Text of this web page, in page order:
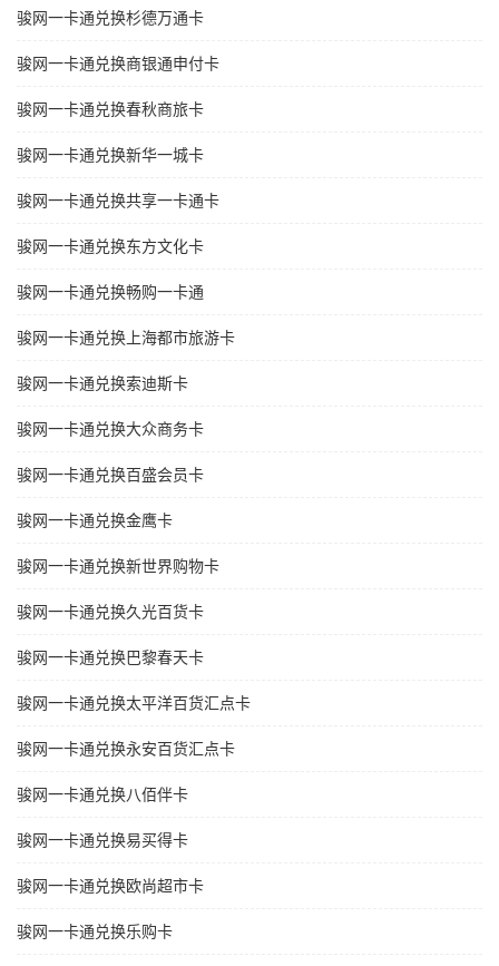
骏网一卡通兑换杉德万通卡
骏网一卡通兑换商银通申付卡
骏网一卡通兑换春秋商旅卡
骏网一卡通兑换新华一城卡
骏网一卡通兑换共享一卡通卡
骏网一卡通兑换东方文化卡
骏网一卡通兑换畅购一卡通
骏网一卡通兑换上海都市旅游卡
骏网一卡通兑换索迪斯卡
骏网一卡通兑换大众商务卡
骏网一卡通兑换百盛会员卡
骏网一卡通兑换金鹰卡
骏网一卡通兑换新世界购物卡
骏网一卡通兑换久光百货卡
骏网一卡通兑换巴黎春天卡
骏网一卡通兑换太平洋百货汇点卡
骏网一卡通兑换永安百货汇点卡
骏网一卡通兑换八佰伴卡
骏网一卡通兑换易买得卡
骏网一卡通兑换欧尚超市卡
骏网一卡通兑换乐购卡